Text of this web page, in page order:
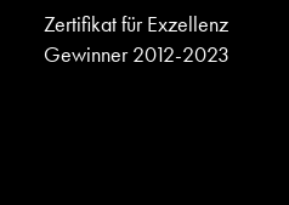
Zertifikat für Exzellenz
Gewinner 2012-2023